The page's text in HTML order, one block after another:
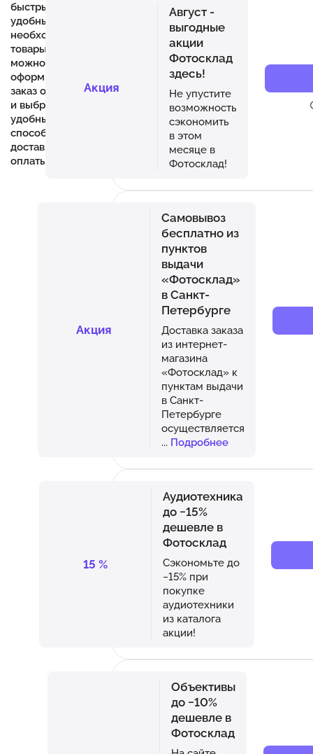
быстрым и
удобным.Выбрав
необходимые
товары,
можно
оформить
заказ онлайн
и выбрать
удобный
способ
доставки и
оплаты.
Акция
Август -
выгодные
акции
Фотосклад
здесь!
Не упустите
возможность
сэкономить
в этом
месяце в
Фотосклад!
Акция
Самовывоз
бесплатно из
пунктов
выдачи
«Фотосклад»
в Санкт-
Петербурге
Доставка заказа
из интернет-
магазина
«Фотосклад» к
пунктам выдачи
в Санкт-
Петербурге
осуществляется
... Подробнее
15 %
Аудиотехника
до −15%
дешевле в
Фотосклад
Сэкономьте до
−15% при
покупке
аудиотехники
из каталога
акции!
Объективы
до −10%
дешевле в
Фотосклад